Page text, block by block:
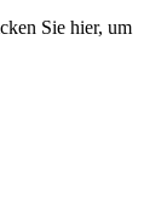
Sie hier, um